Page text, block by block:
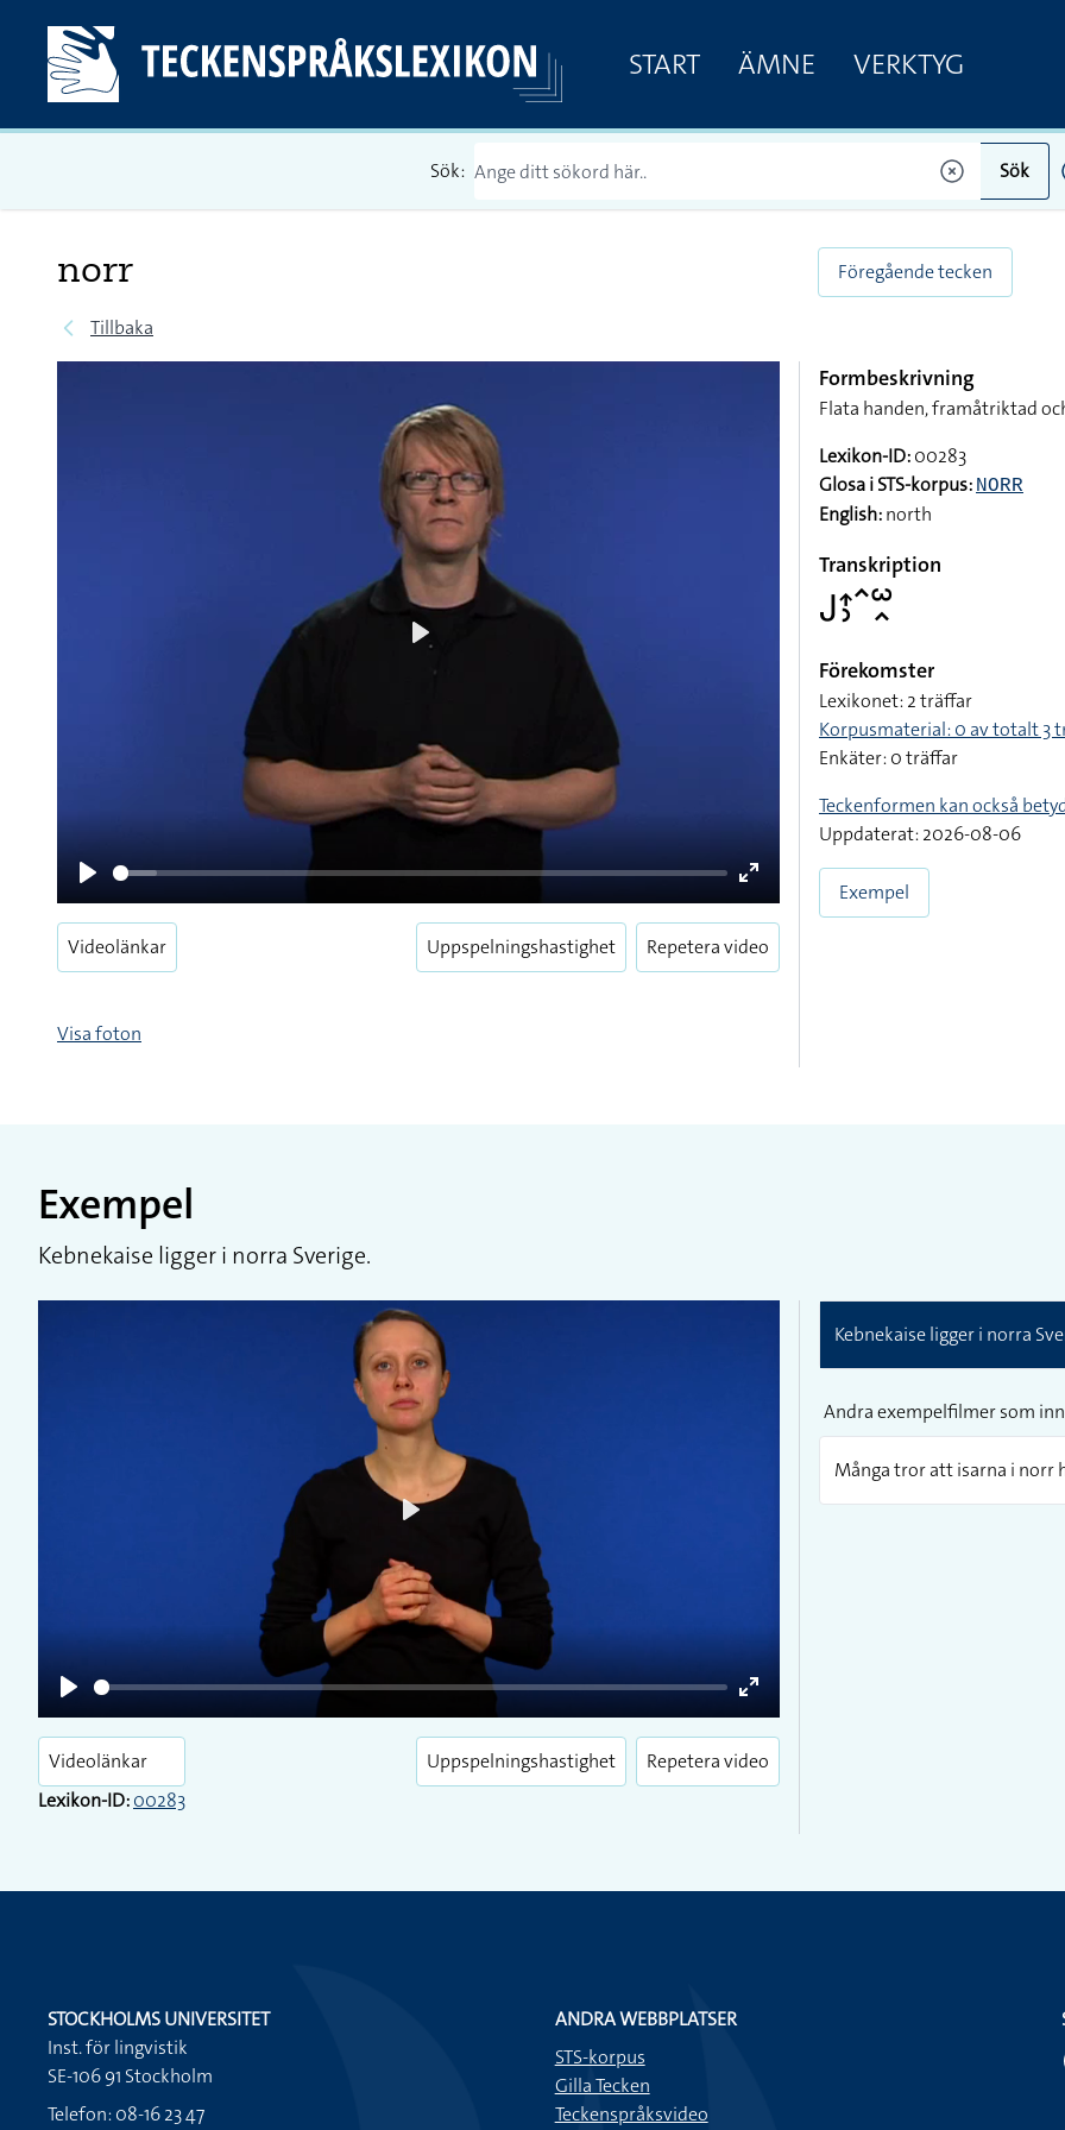
START ÄMNE VERKTYG
Sök: Sök
norr
Tillbaka
Föregående tecken
Videolänkar Uppspelningshastighet Repetera video
Visa foton
Formbeskrivning
Flata handen, framåtriktad
Lexikon-ID:00283
Glosa i STS-korpus: NORR
English:north
Transkription
􌤢􌤴􌤶􌥦􌥱􌥿
Förekomster
Lexikonet: 2 träffar
Korpusmaterial: 0 av totalt 3
Enkäter: 0 träffar
Teckenformen kan också
Uppdaterat: 2026-08-06
Exempel
Exempel
Kebnekaise ligger i norra Sverige.
Play
Enter
fullscreen
Videolänkar
Lexikon-ID:00283
Uppspelningshastighet Repetera video
Kebnekaise ligger i norra
Andra exempelfilmer som
Många tror att isarna i norr
STOCKHOLMS UNIVERSITET
Inst. för lingvistik
SE-106 91 Stockholm
Telefon: 08-16 23 47
ANDRA WEBBPLATSER
STS-korpus
Gilla Tecken
Teckenspråksvideo